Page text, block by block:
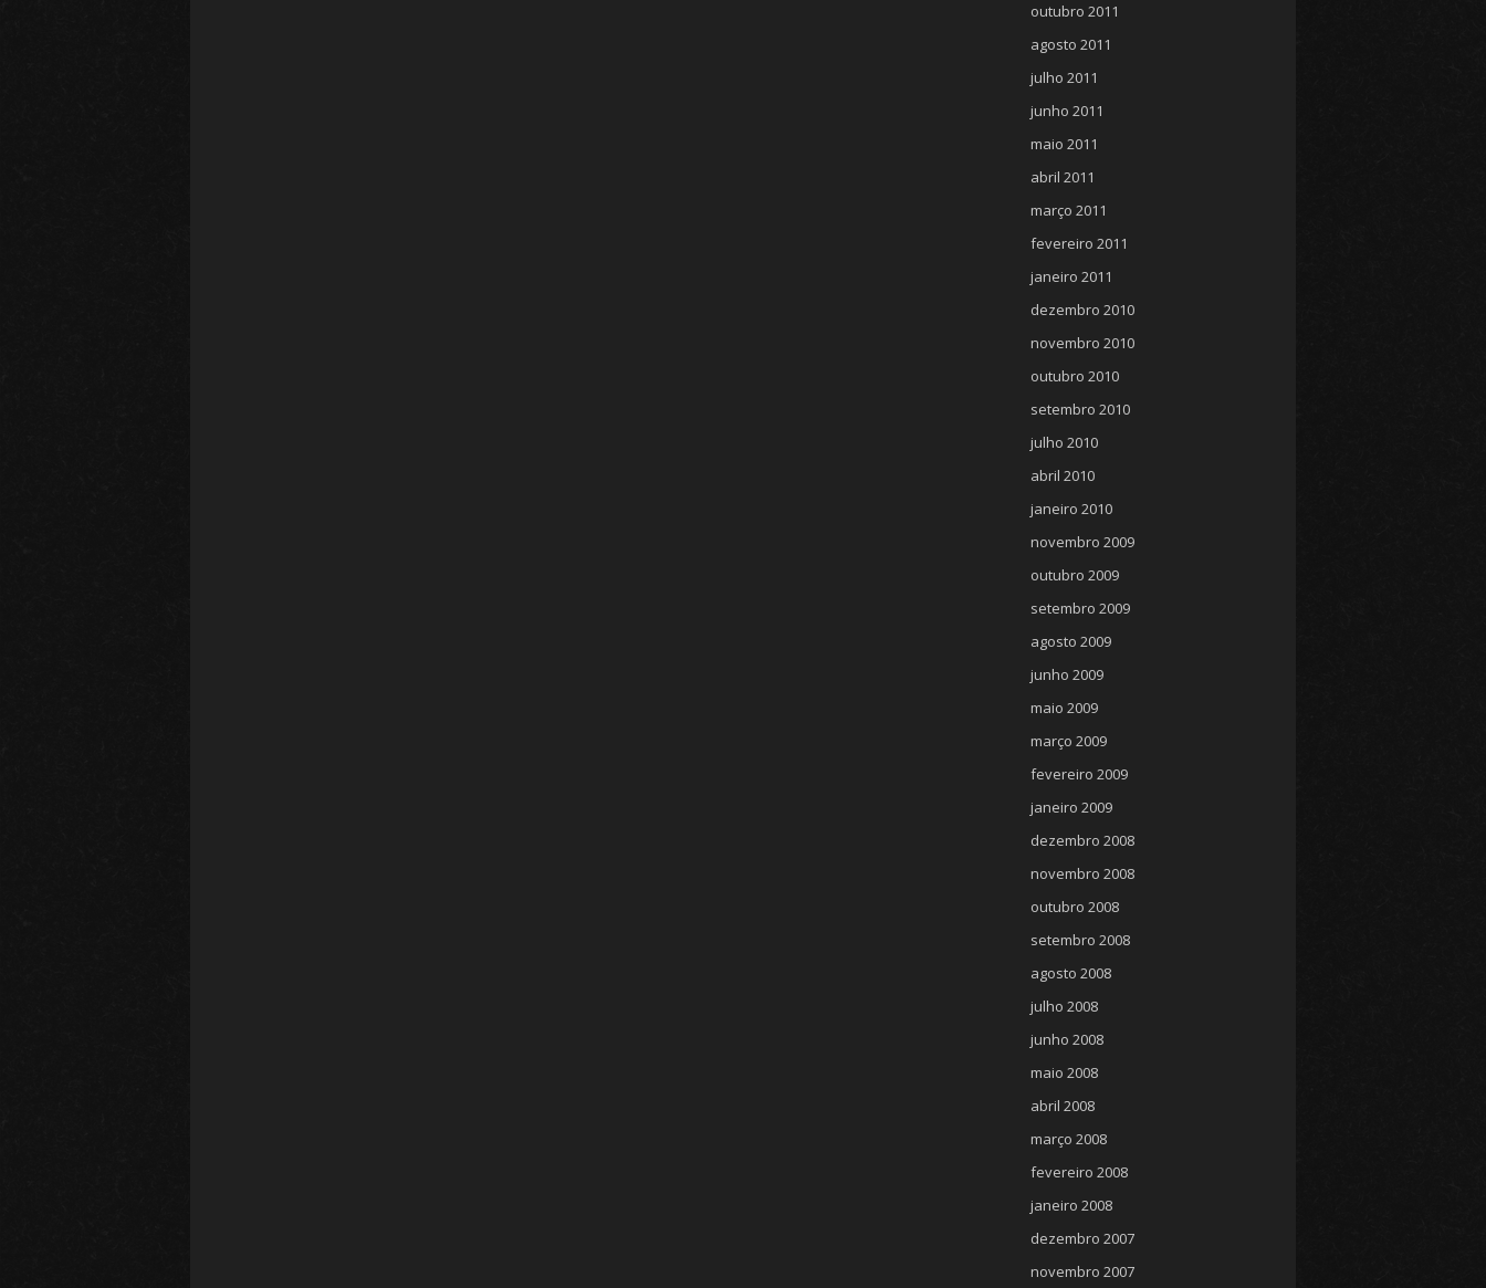
outubro 2011
agosto 2011
julho 2011
junho 2011
maio 2011
abril 2011
março 2011
fevereiro 2011
janeiro 2011
dezembro 2010
novembro 2010
outubro 2010
setembro 2010
julho 2010
abril 2010
janeiro 2010
novembro 2009
outubro 2009
setembro 2009
agosto 2009
junho 2009
maio 2009
março 2009
fevereiro 2009
janeiro 2009
dezembro 2008
novembro 2008
outubro 2008
setembro 2008
agosto 2008
julho 2008
junho 2008
maio 2008
abril 2008
março 2008
fevereiro 2008
janeiro 2008
dezembro 2007
novembro 2007